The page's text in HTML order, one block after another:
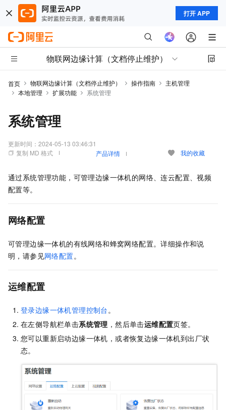
打开 APP
物联网边缘计算（文档停止维护）
首页 物联网边缘计算（文档停止维护） 操作指南
主机管理
本地管理
扩展功能 系统管理
系统管理
更新时间： 2024-05-13 03:46:31
复制 MD 格式
产品详情 我的收藏
通过系统管理功能，可管理边缘一体机的网络、连云配置、视频
配置等。
网络配置
可管理边缘一体机的有线网络和蜂窝网络配置。详细操作和说
明，请参见网络配置。
运维配置
登录边缘一体机管理控制台。
在左侧导航栏单击系统管理 ，然后单击运维配置页签。
您可以重新启动边缘一体机，或者恢复边缘一体机到出厂状
态。